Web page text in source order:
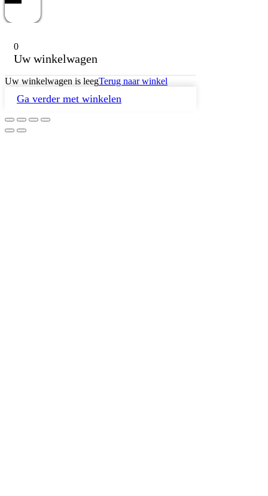
0
Uw winkelwagen
Uw winkelwagen is leegTerug naar winkel
Ga verder met winkelen